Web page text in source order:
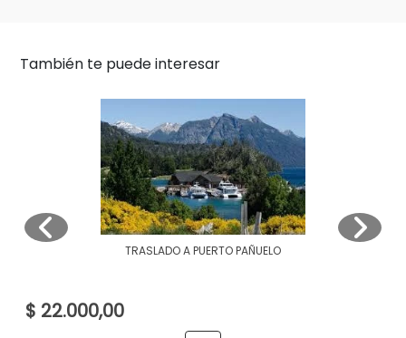
También te puede interesar
TRASLADO A PUERTO PAÑUELO
$ 22.000,00